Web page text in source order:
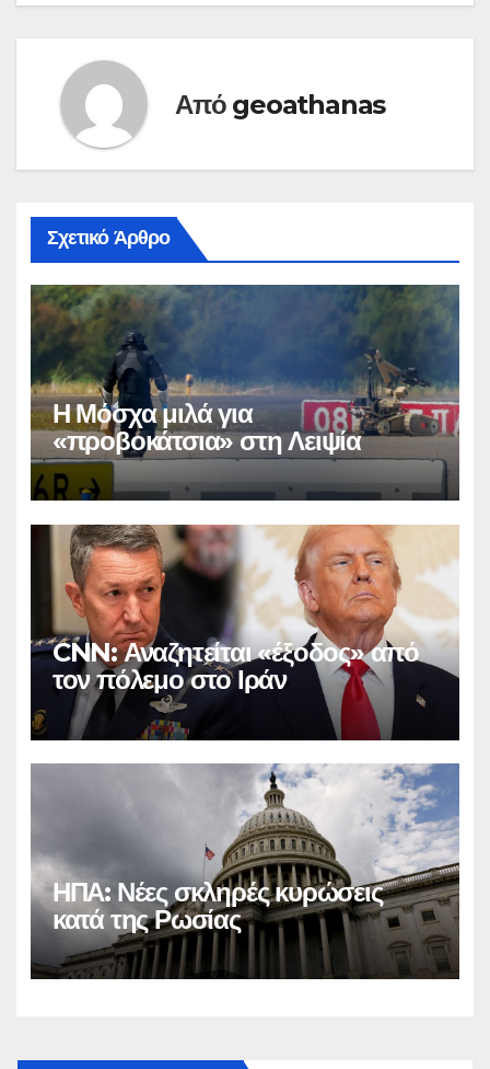
Από geoathanas
Σχετικό Άρθρο
Η Μόσχα μιλά για
«προβοκάτσια» στη Λειψία
CNN: Αναζητείται «έξοδος» από
τον πόλεμο στο Ιράν
ΗΠΑ: Νέες σκληρές κυρώσεις
κατά της Ρωσίας